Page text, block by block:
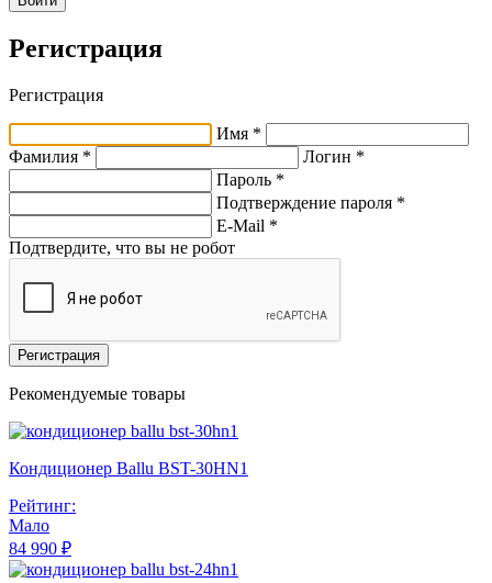
Регистрация
Регистрация
Имя *
Фамилия *
Логин *
Пароль *
Подтверждение пароля *
E-Mail *
Подтвердите, что вы не робот
Регистрация
Рекомендуемые товары
Кондиционер Ballu BST-30HN1
Рейтинг:
Мало
84 990 ₽